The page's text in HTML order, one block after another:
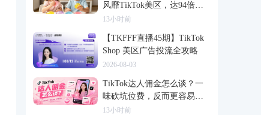
风靡TikTok美区，达94倍差
价
13小时前
【TKFFF直播45期】TikTok
Shop 美区广告投流全攻略
2026-08-03
TikTok达人佣金怎么谈？一
味砍坑位费，反而更容易把
合作谈崩
13小时前